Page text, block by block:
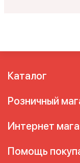
Каталог
Розничный
Интернет
Помощь